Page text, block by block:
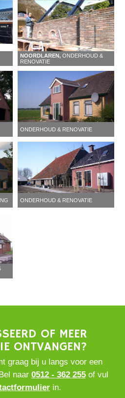
NOORDLAREN, ONDERHOUD &
RENOVATIE
ONDERHOUD & RENOVATIE
ONDERHOUD & RENOVATIE
OF MEER
ONTVANGEN?
graag bij u langs voor een
naar 0512 - 362 255of vul
in.